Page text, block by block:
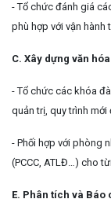
- Tổ chức đánh giá
phù hợp với vận hành
C. Xây dựng văn
- Tổ chức các khóa
quản trị, quy trình
- Phối hợp với phòng
(PCCC, ATLĐ…) cho
E. Phân tích và Báo